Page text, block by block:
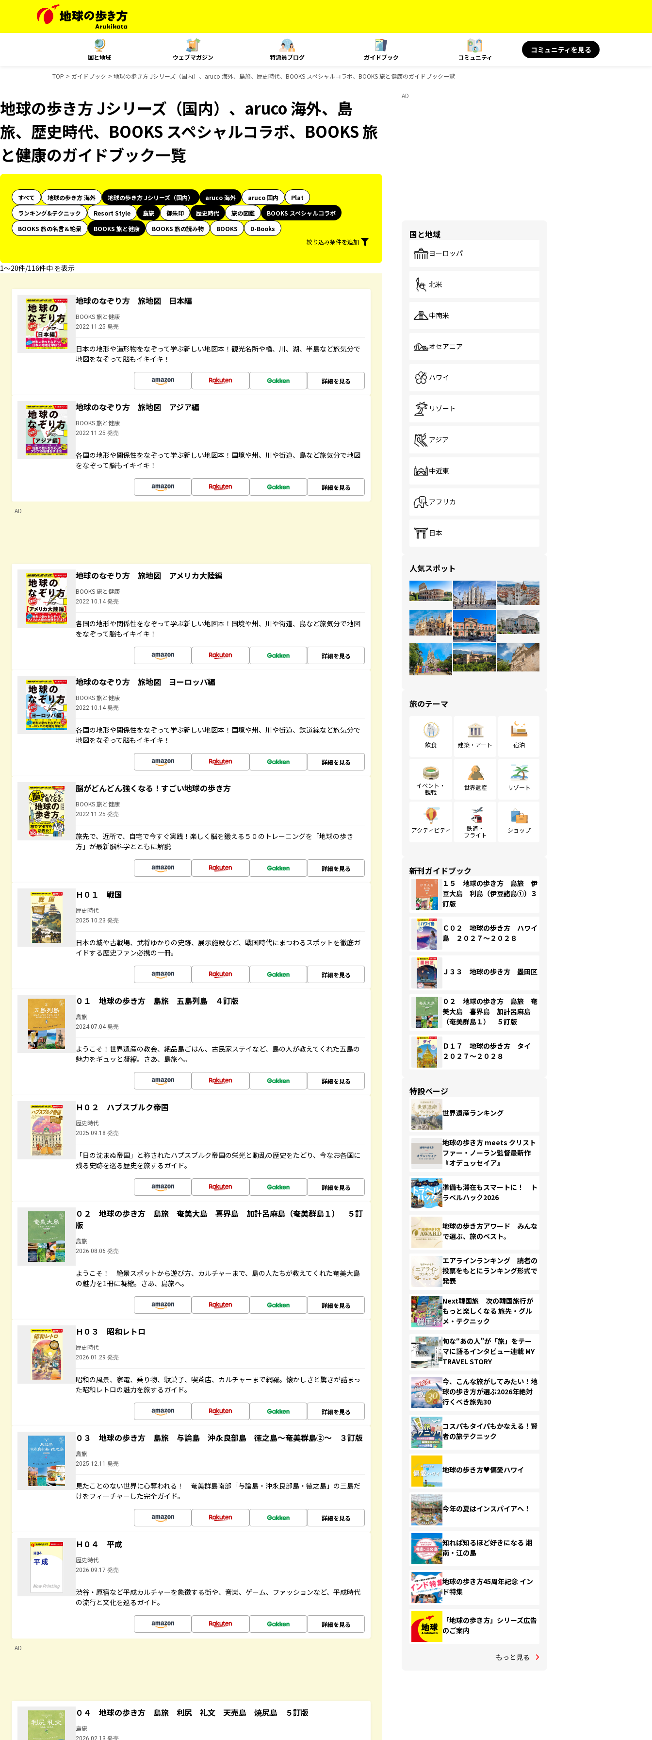
国と地域 ウェブマガジン 特派員ブログ ガイドブック コミュニティ
コミュニティを見る
TOP ガイドブック 地球の歩き方 Jシリーズ（国内）、aruco 海外、島旅、歴史時代、BOOKS スペシャルコラボ、BOOKS 旅と健康のガイドブック一覧
地球の歩き方 Jシリーズ（国内）、aruco 海外、島
旅、歴史時代、BOOKS スペシャルコラボ、BOOKS 旅
と健康のガイドブック一覧
すべて 地球の歩き方 海外 地球の歩き方 Jシリーズ（国内） aruco 海外 aruco 国内
Plat
ランキング&テクニック
Resort Style 島旅 御朱印 歴史時代 旅の図鑑
BOOKS スペシャルコラボ
BOOKS 旅の名言＆絶景
BOOKS 旅と健康 BOOKS 旅の読み物 BOOKS
D-Books
絞り込み条件を追加
1〜20件/116件中 を表示
地球のなぞり方 旅地図 日本編
BOOKS 旅と健康
2022.11.25 発売
日本の地形や造形物をなぞって学ぶ新しい地図本！観光名所や橋、川、湖、半島など旅気分で
地図をなぞって脳もイキイキ！
詳細を見る
地球のなぞり方 旅地図 アジア編
BOOKS 旅と健康
2022.11.25 発売
各国の地形や関係性をなぞって学ぶ新しい地図本！国境や州、川や街道、島など旅気分で地図
をなぞって脳もイキイキ！
詳細を見る
AD
地球のなぞり方 旅地図 アメリカ大陸編
BOOKS 旅と健康
2022.10.14 発売
各国の地形や関係性をなぞって学ぶ新しい地図本！国境や州、川や街道、島など旅気分で地図
をなぞって脳もイキイキ！
詳細を見る
地球のなぞり方 旅地図 ヨーロッパ編
BOOKS 旅と健康
2022.10.14 発売
各国の地形や関係性をなぞって学ぶ新しい地図本！国境や州、川や街道、鉄道線など旅気分で
地図をなぞって脳もイキイキ！
詳細を見る
脳がどんどん強くなる！すごい地球の歩き方
BOOKS 旅と健康
2022.11.25 発売
旅先で、近所で、自宅で今すぐ実践！楽しく脳を鍛える５０のトレーニングを「地球の歩き
方」が最新脳科学とともに解説
詳細を見る
Ｈ０１ 戦国
歴史時代
2025.10.23 発売
日本の城や古戦場、武将ゆかりの史跡、展示施設など、戦国時代にまつわるスポットを徹底ガ
イドする歴史ファン必携の一冊。
詳細を見る
０１ 地球の歩き方 島旅 五島列島 ４訂版
島旅
2024.07.04 発売
ようこそ！世界遺産の教会、絶品島ごはん、古民家ステイなど、島の人が教えてくれた五島の
魅力をギュッと凝縮。さあ、島旅へ。
詳細を見る
Ｈ０２ ハプスブルク帝国
歴史時代
2025.09.18 発売
「日の沈まぬ帝国」と称されたハプスブルク帝国の栄光と動乱の歴史をたどり、今なお各国に
残る史跡を巡る歴史を旅するガイド。
詳細を見る
０２ 地球の歩き方 島旅 奄美大島 喜界島 加計呂麻島（奄美群島１） ５訂
版
島旅
2026.08.06 発売
ようこそ！ 絶景スポットから遊び方、カルチャーまで、島の人たちが教えてくれた奄美大島
の魅力を1冊に凝縮。さあ、島旅へ。
詳細を見る
Ｈ０３ 昭和レトロ
歴史時代
2026.01.29 発売
昭和の風景、家電、乗り物、駄菓子、喫茶店、カルチャーまで網羅。懐かしさと驚きが詰まっ
た昭和レトロの魅力を旅するガイド。
詳細を見る
０３ 地球の歩き方 島旅 与論島 沖永良部島 徳之島～奄美群島②～ ３訂版
島旅
2025.12.11 発売
見たことのない世界に心奪われる！ 奄美群島南部「与論島・沖永良部島・徳之島」の三島だ
けをフィーチャーした完全ガイド。
詳細を見る
Ｈ０４ 平成
歴史時代
2026.09.17 発売
渋谷・原宿など平成カルチャーを象徴する街や、音楽、ゲーム、ファッションなど、平成時代
の流行と文化を巡るガイド。
詳細を見る
AD
０４ 地球の歩き方 島旅 利尻 礼文 天売島 焼尻島 ５訂版
島旅
2026.02.13 発売
AD
国と地域
ヨーロッパ
北米
中南米
オセアニア
ハワイ
リゾート
アジア
中近東
アフリカ
日本
人気スポット
旅のテーマ
飲食 建築・アート 宿泊
イベント・
観戦
世界遺産 リゾート
アクティビティ
鉄道・
フライト
ショップ
新刊ガイドブック
１５ 地球の歩き方 島旅 伊
豆大島 利島（伊豆諸島①）３
訂版
Ｃ０２ 地球の歩き方 ハワイ
島 ２０２７～２０２８
Ｊ３３ 地球の歩き方 墨田区
０２ 地球の歩き方 島旅 奄
美大島 喜界島 加計呂麻島
（奄美群島１） ５訂版
Ｄ１７ 地球の歩き方 タイ
２０２７～２０２８
特設ページ
世界遺産ランキング
地球の歩き方 meets クリスト
ファー・ノーラン監督最新作
『オデュッセイア』
準備も滞在もスマートに！ ト
ラベルハック2026
地球の歩き方アワード みんな
で選ぶ、旅のベスト。
エアラインランキング 読者の
投票をもとにランキング形式で
発表
Next韓国旅 次の韓国旅行が
もっと楽しくなる 旅先・グル
メ・テクニック
旬な“あの人”が「旅」をテー
マに語るインタビュー連載 MY
TRAVEL STORY
今、こんな旅がしてみたい！地
球の歩き方が選ぶ2026年絶対
行くべき旅先30
コスパもタイパもかなえる！賢
者の旅テクニック
地球の歩き方♥偏愛ハワイ
今年の夏はインスパイアへ！
知れば知るほど好きになる 湘
南・江の島
地球の歩き方45周年記念 イン
ド特集
「地球の歩き方」シリーズ広告
のご案内
もっと見る